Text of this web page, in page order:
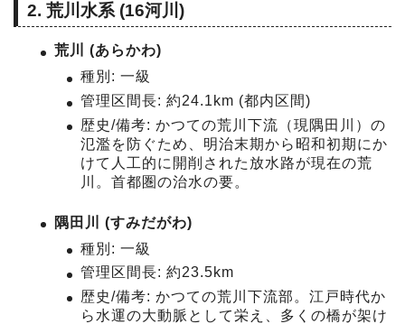
2. 荒川水系 (16河川)
荒川 (あらかわ)
種別: 一級
管理区間長: 約24.1km (都内区間)
歴史/備考: かつての荒川下流（現隅田川）の
氾濫を防ぐため、明治末期から昭和初期にか
けて人工的に開削された放水路が現在の荒
川。首都圏の治水の要。
隅田川 (すみだがわ)
種別: 一級
管理区間長: 約23.5km
歴史/備考: かつての荒川下流部。江戸時代か
ら水運の大動脈として栄え、多くの橋が架け